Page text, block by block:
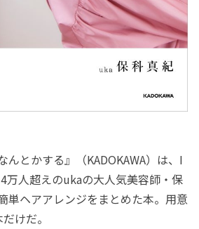
とかする』（KADOKAWA）は、I
万人超えのukaの大人気美容師・保
単ヘアアレンジをまとめた本。用意
けだ。